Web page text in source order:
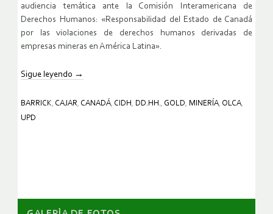
audiencia temática ante la Comisión Interamericana de
Derechos Humanos: «Responsabilidad del Estado de Canadá
por las violaciones de derechos humanos derivadas de
empresas mineras en América Latina».
Sigue leyendo →
BARRICK, CAJAR, CANADÁ, CIDH , DD.HH., GOLD, MINERÍA, OLCA,
UPD